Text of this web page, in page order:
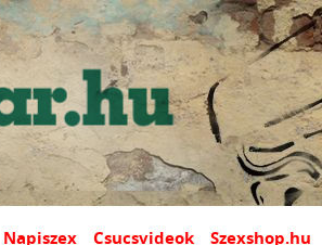
Napiszex Csucsvideok Szexshop.hu